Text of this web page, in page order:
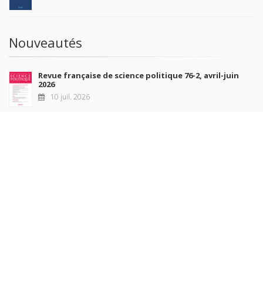
Nouveautés
Revue française de science politique 76-2, avril-juin
2026
10 juil. 2026